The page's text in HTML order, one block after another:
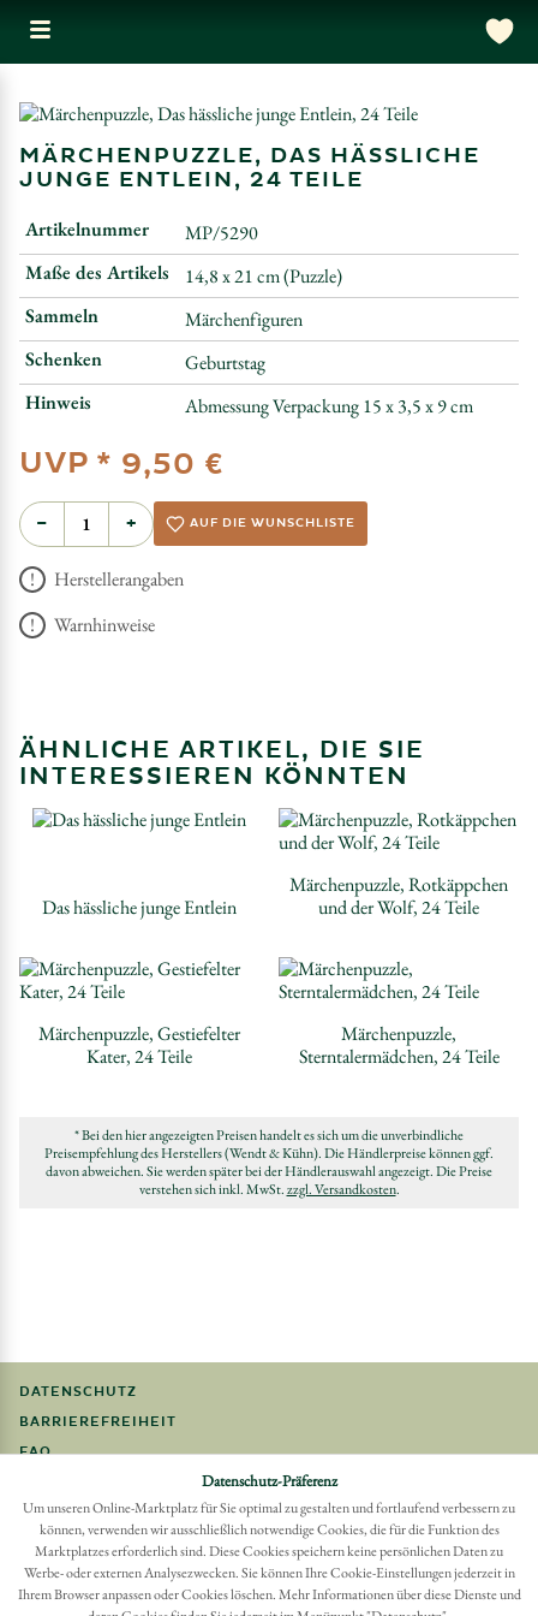
MÄRCHENPUZZLE, DAS HÄSSLICHE
JUNGE ENTLEIN, 24 TEILE
Artikelnummer
MP/5290
Maße des Artikels
14,8 x 21 cm (Puzzle)
Sammeln
Märchenfiguren
Schenken
Geburtstag
Hinweis
Abmessung Verpackung 15 x 3,5 x 9 cm
UVP * 9,50 €
− + AUF DIE WUNSCHLISTE
Herstellerangaben
Warnhinweise
ÄHNLICHE ARTIKEL, DIE SIE
INTERESSIEREN KÖNNTEN
Das hässliche junge Entlein
Märchenpuzzle, Rotkäppchen
und der Wolf, 24 Teile
Märchenpuzzle, Gestiefelter
Kater, 24 Teile
Märchenpuzzle,
Sterntalermädchen, 24 Teile
* Bei den hier angezeigten Preisen handelt es sich um die unverbindliche
Preisempfehlung des Herstellers (Wendt & Kühn). Die Händlerpreise können ggf.
davon abweichen. Sie werden später bei der Händlerauswahl angezeigt. Die Preise
verstehen sich inkl. MwSt.zzgl. Versandkosten.
DATENSCHUTZ
BARRIEREFREIHEIT
FAQ
Möchten Sie eine Bestellung widerrufen?
Hier Widerruf mit wenigen Klicks online erreichen
BESTELLUNG WIDERRUFEN
Datenschutz-Präferenz
Um unseren Online-Marktplatz für Sie optimal zu gestalten und fortlaufend verbessern zu
können, verwenden wir ausschließlich notwendige Cookies, die für die Funktion des
Marktplatzes erforderlich sind. Diese Cookies speichern keine persönlichen Daten zu
Werbe- oder externen Analysezwecken. Sie können Ihre Cookie-Einstellungen jederzeit in
Ihrem Browser anpassen oder Cookies löschen. Mehr Informationen über diese Dienste und